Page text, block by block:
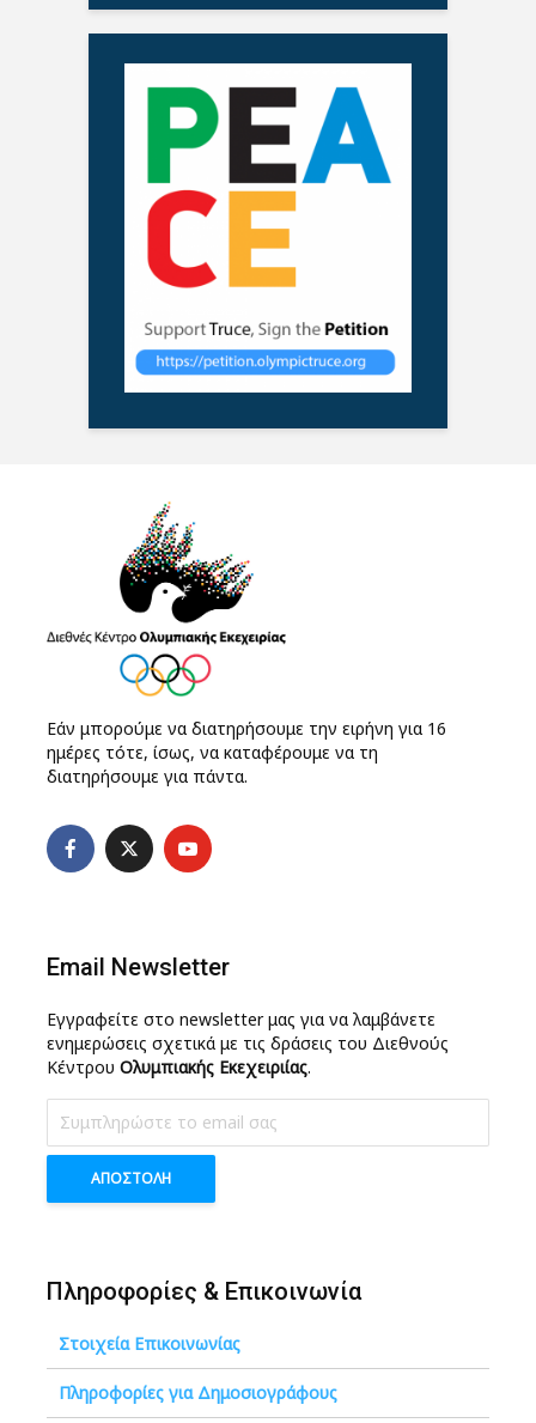
Εάν μπορούμε να διατηρήσουμε την ειρήνη για 16
ημέρες τότε, ίσως, να καταφέρουμε να τη
διατηρήσουμε για πάντα.
Email Newsletter
Εγγραφείτε στο newsletter μας για να λαμβάνετε
ενημερώσεις σχετικά με τις δράσεις του Διεθνούς
Κέντρου Ολυμπιακής Εκεχειριίας.
Πληροφορίες & Επικοινωνία
Στοιχεία Επικοινωνίας
Πληροφορίες για Δημοσιογράφους